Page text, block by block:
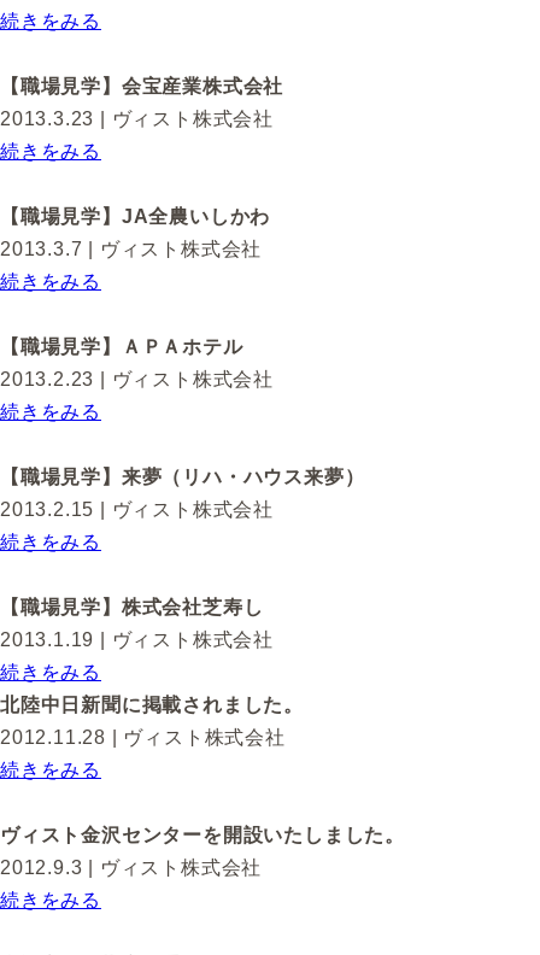
続きをみる
【職場見学】会宝産業株式会社
2013.3.23 | ヴィスト株式会社
続きをみる
【職場見学】JA全農いしかわ
2013.3.7 | ヴィスト株式会社
続きをみる
【職場見学】ＡＰＡホテル
2013.2.23 | ヴィスト株式会社
続きをみる
【職場見学】来夢（リハ・ハウス来夢）
2013.2.15 | ヴィスト株式会社
続きをみる
【職場見学】株式会社芝寿し
2013.1.19
| ヴィスト株式会社
続きをみる
北陸中日新聞に掲載されました。
2012.11.28 | ヴィスト株式会社
続きをみる
ヴィスト金沢センターを開設いたしました。
2012.9.3 | ヴィスト株式会社
続きをみる